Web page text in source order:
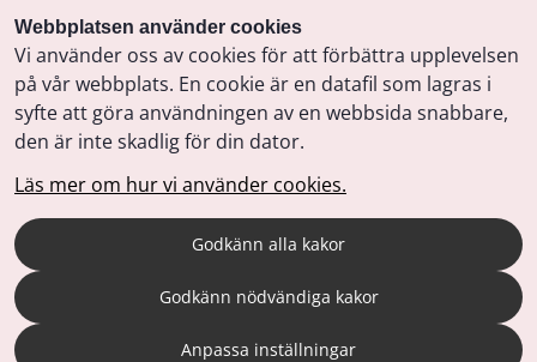
Webbplatsen använder cookies
Vi använder oss av cookies för att förbättra upplevelsen
på vår webbplats. En cookie är en datafil som lagras i
syfte att göra användningen av en webbsida snabbare,
den är inte skadlig för din dator.
Läs mer om hur vi använder cookies.
Godkänn alla kakor
Godkänn nödvändiga kakor
Anpassa inställningar